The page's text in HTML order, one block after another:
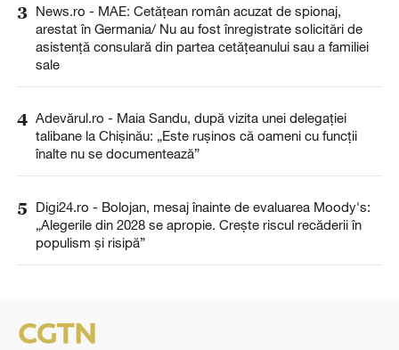
3 News.ro - MAE: Cetăţean român acuzat de spionaj,
arestat în Germania/ Nu au fost înregistrate solicitări de
asistenţă consulară din partea cetăţeanului sau a familiei
sale
4 Adevărul.ro - Maia Sandu, după vizita unei delegației
talibane la Chișinău: „Este rușinos că oameni cu funcții
înalte nu se documentează”
5
Digi24.ro - Bolojan, mesaj înainte de evaluarea Moody's:
„Alegerile din 2028 se apropie. Crește riscul recăderii în
populism și risipă”